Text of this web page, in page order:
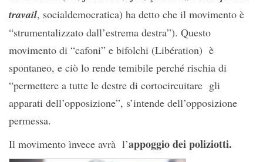
travail, socialdemocratica) ha detto che il movimento è
“strumentalizzato dall’estrema destra”). Questo
movimento di “cafoni” e bifolchi (Libération) è
spontaneo, e ciò lo rende temibile perché rischia di
“permettere a tutte le destre di cortocircuitare gli
apparati dell’opposizione”, s’intende dell’opposizione
permessa.
Il movimento ìnvece avrà l’appoggio dei poliziotti.